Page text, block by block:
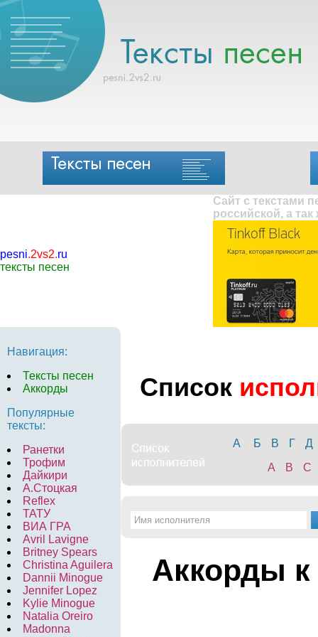
pesni.2vs2.ru
тексты песен
Сайт с текстами
российской, а
Навигация:
Тексты песен
Аккорды
Популярные
тексты:
Ранетки
Трофим
Дайкири
А.Стоцкая
Reflex
ТАТУ
ВИА ГРА
Avril Lavigne
Britney Spears
Christina Aguilera
Dannii Minogue
Jennifer Lopez
Kylie Minogue
Natalia Oreiro
Madonna
Список
А Б В Г
Д
A
B C
Аккорды